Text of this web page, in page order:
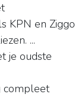
KPN en Ziggo
...
je oudste
compleet